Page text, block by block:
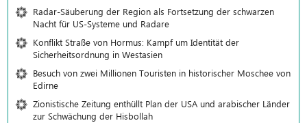
Radar-Säuberung der Region als Fortsetzung der schwarzen
Nacht für US-Systeme und Radare
Konflikt Straße von Hormus: Kampf um Identität der
Sicherheitsordnung in Westasien
Besuch von zwei Millionen Touristen in historischer Moschee von
Edirne
Zionistische Zeitung enthüllt Plan der USA und arabischer Länder
zur Schwächung der Hisbollah